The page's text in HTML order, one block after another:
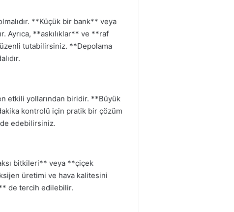
**Küçük bir bank** veya
Ayrıca, **askılıklar** ve **raf
tutabilirsiniz. **Depolama
etkili yollarından biridir. **Büyük
kontrolü için pratik bir çözüm
edebilirsiniz.
bitkileri** veya **çiçek
üretimi ve hava kalitesini
de tercih edilebilir.